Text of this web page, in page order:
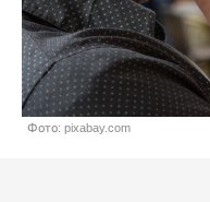
Фото: pixabay.com